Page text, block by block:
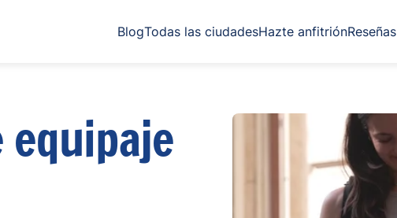
BlogTodas las ciudadesHazte anfitriónReseñas
equipaje